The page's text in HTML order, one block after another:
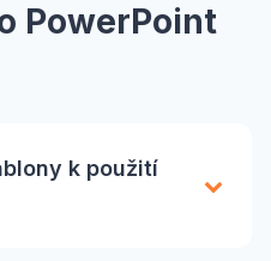
PowerPoint
k použití